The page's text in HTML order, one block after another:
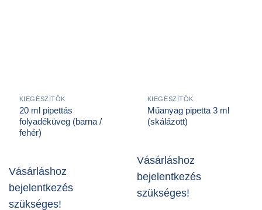
KIEGÉSZÍTŐK
20 ml pipettás
folyadéküveg (barna /
fehér)
Vásárláshoz
bejelentkezés
szükséges!
KIEGÉSZÍTŐK
Műanyag pipetta 3 ml
(skálázott)
Vásárláshoz
bejelentkezés
szükséges!